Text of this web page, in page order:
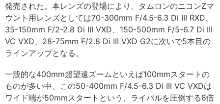
発売された。本レンズの登場により、タムロンのニコンZマ
ウント用レンズとしては70-300mm F/4.5-6.3 Di III RXD、
35-150mm F/2-2.8 Di III VXD、150-500mm F/5-6.7 Di III
VC VXD、28-75mm F/2.8 Di III VXD G2に次いで5本目の
ラインアップとなる。
一般的な400mm超望遠ズームといえば100mmスタートの
ものが多い中、この50-400mm F/4.5-6.3 Di III VC VXDは
ワイド端が50mmスタートという、ライバルを圧倒する8倍